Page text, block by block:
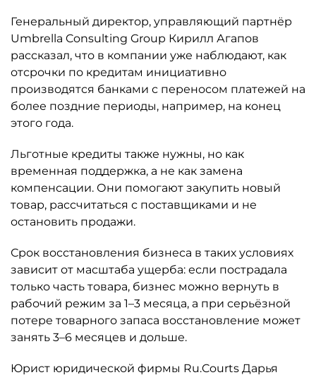
Генеральный директор, управляющий партнёр
Umbrella Consulting Group Кирилл Агапов
рассказал, что в компании уже наблюдают, как
отсрочки по кредитам инициативно
производятся банками с переносом платежей на
более поздние периоды, например, на конец
этого года.
Льготные кредиты также нужны, но как
временная поддержка, а не как замена
компенсации. Они помогают закупить новый
товар, рассчитаться с поставщиками и не
остановить продажи.
Срок восстановления бизнеса в таких условиях
зависит от масштаба ущерба: если пострадала
только часть товара, бизнес можно вернуть в
рабочий режим за 1–3 месяца, а при серьёзной
потере товарного запаса восстановление может
занять 3–6 месяцев и дольше.
Юрист юридической фирмы Ru.Courts Дарья